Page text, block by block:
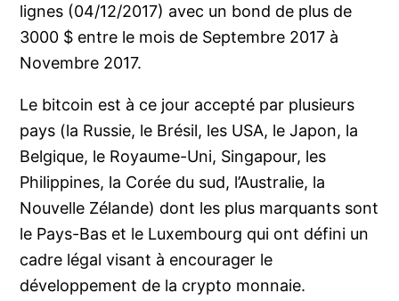
lignes (04/12/2017) avec un bond de plus de
3000 $ entre le mois de Septembre 2017 à
Novembre 2017.
Le bitcoin est à ce jour accepté par plusieurs
pays (la Russie, le Brésil, les USA, le Japon, la
Belgique, le Royaume-Uni, Singapour, les
Philippines, la Corée du sud, l’Australie, la
Nouvelle Zélande) dont les plus marquants sont
le Pays-Bas et le Luxembourg qui ont défini un
cadre légal visant à encourager le
développement de la crypto monnaie.